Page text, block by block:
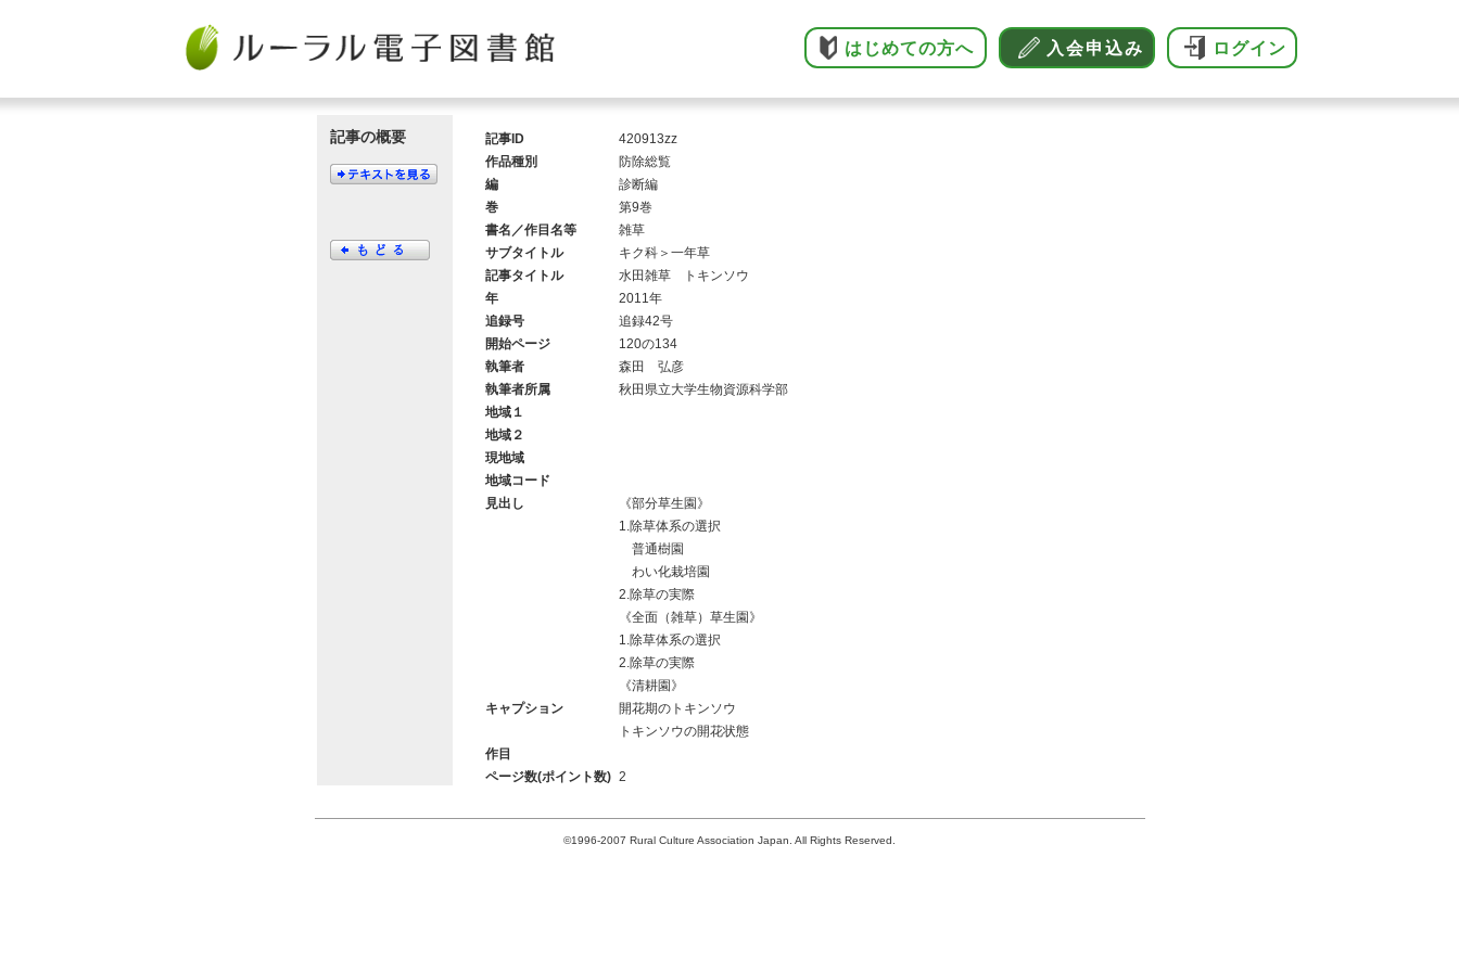
はじめての方へ 入会申込み ログイン
記事の概要 記事ID
420913zz
作品種別
防除総覧
編
診断編
巻
第9巻
書名／作目名等
雑草
サブタイトル
キク科＞一年草
記事タイトル
水田雑草 トキンソウ
年
2011年
追録号
追録42号
開始ページ
120の134
執筆者
森田 弘彦
執筆者所属
秋田県立大学生物資源科学部
地域１
地域２
現地域
地域コード
見出し
《部分草生園》
1.除草体系の選択
普通樹園
わい化栽培園
2.除草の実際
《全面（雑草）草生園》
1.除草体系の選択
2.除草の実際
《清耕園》
キャプション
開花期のトキンソウ
トキンソウの開花状態
作目
ページ数(ポイント数) 2
©1996-2007 Rural Culture Association Japan. All Rights Reserved.